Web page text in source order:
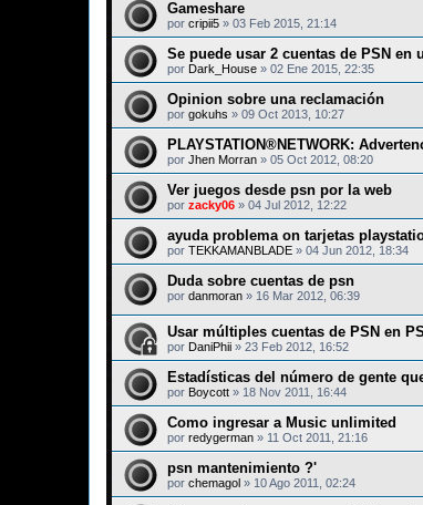
Gameshare
por cripii5 » 03 Feb 2015, 21:14
Se puede usar 2 cuentas de PSN en
por Dark_House » 02 Ene 2015, 22:35
Opinion sobre una reclamación
por gokuhs » 09 Oct 2013, 10:27
PLAYSTATION®NETWORK:
por Jhen Morran » 05 Oct 2012, 08:20
Ver juegos desde psn por la web
por zacky06 » 04 Jul 2012, 12:22
ayuda problema on tarjetas
por TEKKAMANBLADE » 04 Jun 2012, 18:34
Duda sobre cuentas de psn
por danmoran » 16 Mar 2012, 06:39
Usar múltiples cuentas de PSN en
por DaniPhii » 23 Feb 2012, 16:52
Estadísticas del número de gente
por Boycott » 18 Nov 2011, 16:44
Como ingresar a Music unlimited
por redygerman » 11 Oct 2011, 21:16
psn mantenimiento ?'
por chemagol » 10 Ago 2011, 02:24